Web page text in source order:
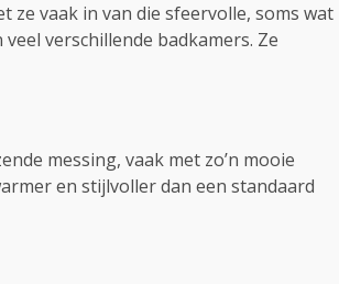
ze vaak in van die sfeervolle, soms wat
verschillende badkamers. Ze
messing, vaak met zo’n mooie
en stijlvoller dan een standaard